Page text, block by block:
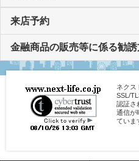
来店予約
金融商品の販売等に係る勧
ネクス
SSL/
認証さ
通信が
ていま